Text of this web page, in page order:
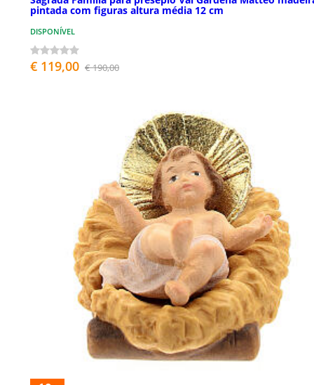
pintada com figuras altura média 12 cm
DISPONÍVEL
€ 119,00 € 190,00